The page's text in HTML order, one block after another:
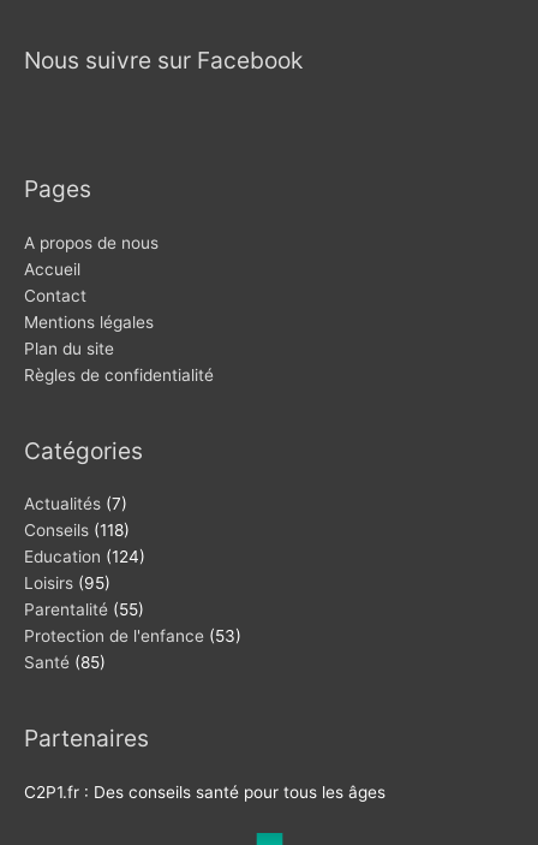
Nous suivre sur Facebook
Pages
A propos de nous
Accueil
Contact
Mentions légales
Plan du site
Règles de confidentialité
Catégories
Actualités (7)
Conseils (118)
Education (124)
Loisirs (95)
Parentalité (55)
Protection de l'enfance (53)
Santé (85)
Partenaires
C2P1.fr : Des conseils santé pour tous les âges